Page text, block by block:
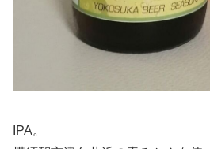
IPA。